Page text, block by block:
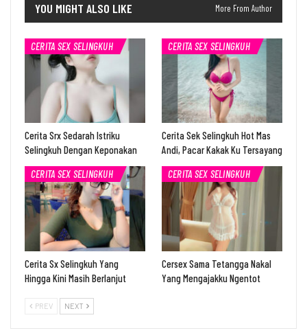
YOU MIGHT ALSO LIKE More From Author
CERITA SEX SELINGKUH
Cerita Srx Sedarah Istriku
Selingkuh Dengan Keponakan
CERITA SEX SELINGKUH
Cerita Sek Selingkuh Hot Mas
Andi, Pacar Kakak Ku Tersayang
CERITA SEX SELINGKUH
Cerita Sx Selingkuh Yang
Hingga Kini Masih Berlanjut
CERITA SEX SELINGKUH
Cersex Sama Tetangga Nakal
Yang Mengajakku Ngentot
PREV NEXT